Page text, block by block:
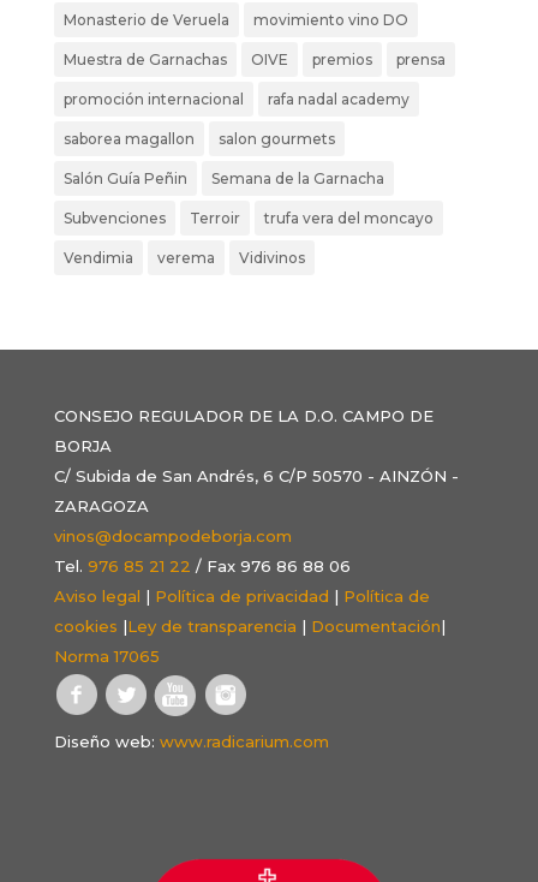
Monasterio de Veruela movimiento vino DO
Muestra de Garnachas OIVE premios prensa
promoción internacional rafa nadal academy
saborea magallon salon gourmets
Salón Guía Peñin Semana de la Garnacha
Subvenciones Terroir trufa vera del moncayo
Vendimia verema Vidivinos
CONSEJO REGULADOR DE LA D.O. CAMPO DE
BORJA
C/ Subida de San Andrés, 6 C/P 50570 - AINZÓN -
ZARAGOZA
vinos@docampodeborja.com
Tel. 976 85 21 22 / Fax 976 86 88 06
Aviso legal | Política de privacidad | Política de
cookies |Ley de transparencia | Documentación|
Norma 17065
Diseño web: www.radicarium.com